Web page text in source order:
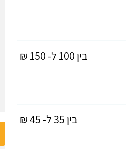
בין 100 ל- 150 ₪
בין 35 ל- 45 ₪